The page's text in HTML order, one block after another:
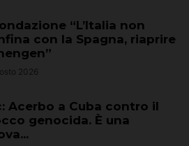
“L’Italia non
con la Spagna, riaprire
2026
Acerbo a Cuba contro il
genocida. È una